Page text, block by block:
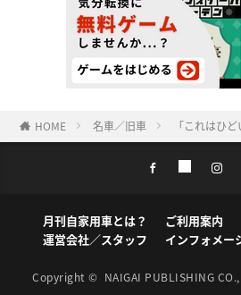
HOME 名車／旧車 「これはひ
月刊自家用車とは？ ご利用案内
運営会社／スタッフ
インフォメー
Copyright © NAIGAI PUBLISHING